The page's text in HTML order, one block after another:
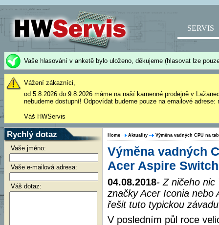
SERVIS
Vaše hlasování v anketě bylo uloženo, děkujeme (hlasovat lze
Vážení zákazníci,
od 5.8.2026 do 9.8.2026 máme na naší kamenné prodejně v
nebudeme dostupní! Odpovídat budeme pouze na emailové
Váš HWServis
Rychlý dotaz
Vaše jméno:
Vaše e-mailová adresa:
Váš dotaz:
Home Aktuality Výměna vadných CPU na
Výměna vadných
Acer Aspire Switch
04.08.2018- Z ničeho nic
značky Acer Iconia nebo
řešit tuto typickou
V posledním půl roce